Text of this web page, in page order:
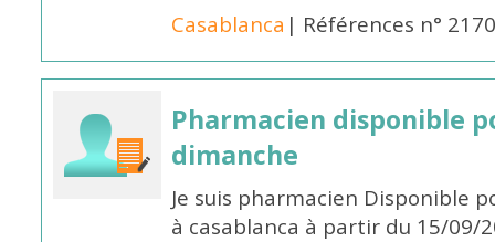
Casablanca | Références n°
Pharmacien disponible
dimanche
Je suis pharmacien Disponible
à casablanca à partir du 15/09/